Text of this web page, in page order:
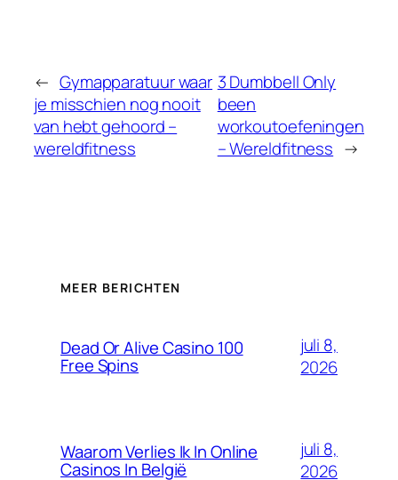
← Gymapparatuur waar
je misschien nog nooit
van hebt gehoord –
wereldfitness
3 Dumbbell Only
been
workoutoefeningen
– Wereldfitness →
MEER BERICHTEN
Dead Or Alive Casino 100
Free Spins
juli 8,
2026
Waarom Verlies Ik In Online
Casinos In België
juli 8,
2026